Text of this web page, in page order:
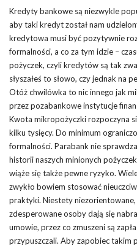
Kredyty bankowe są niezwykle
aby taki kredyt został nam
kredytowa musi być pozytywnie
formalności, a co za tym idzie –
pożyczek, czyli kredytów są tak
słyszałeś to słowo, czy jednak na
Otóż chwilówka to nic innego jak
przez pozabankowe instytucje
Kwota mikropożyczki rozpoczyna
kilku tysięcy. Do minimum
formalności. Parabank nie
historii naszych minionych
wiąże się także pewne ryzyko.
zwykło bowiem stosować
praktyki. Niestety niezorientowane,
zdesperowane osoby dają się
umowie, przez co zmuszeni są
przypuszczali. Aby zapobiec takim